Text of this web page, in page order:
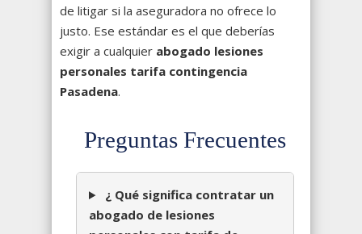
de litigar si la aseguradora no ofrece lo
justo. Ese estándar es el que deberías
exigir a cualquier abogado lesiones
personales tarifa contingencia
Pasadena.
Preguntas Frecuentes
¿ Qué significa contratar un
abogado de lesiones